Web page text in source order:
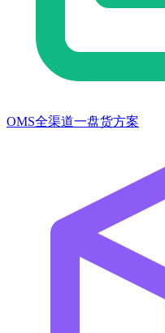
OMS全渠道一盘货方案